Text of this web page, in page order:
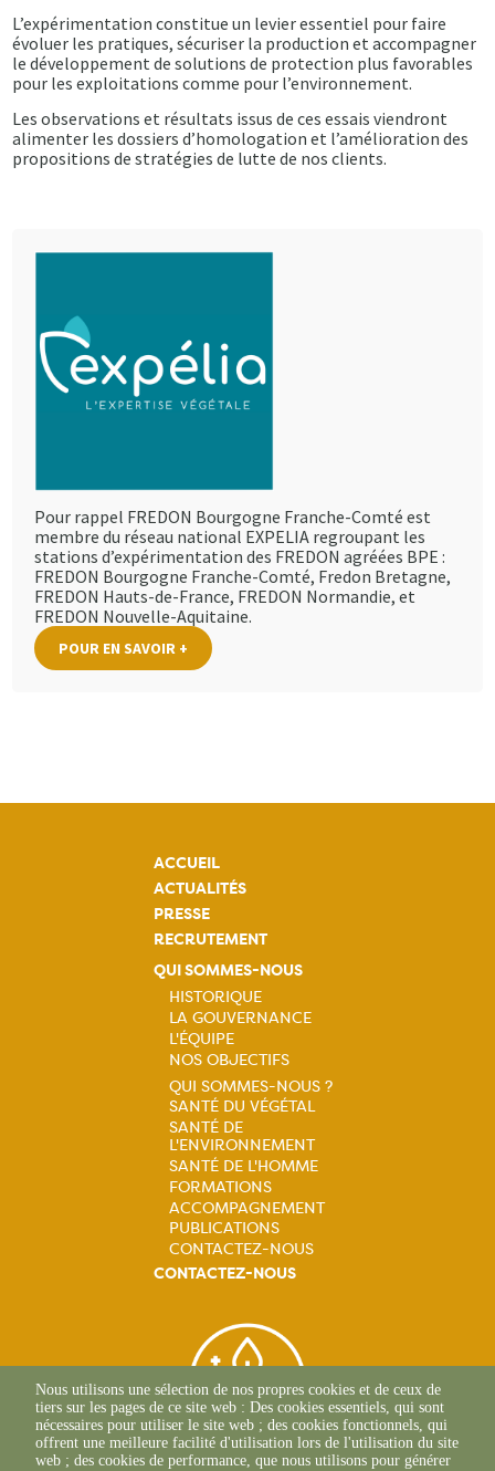
L’expérimentation constitue un levier essentiel pour faire
évoluer les pratiques, sécuriser la production et accompagner
le développement de solutions de protection plus favorables
pour les exploitations comme pour l’environnement.
Les observations et résultats issus de ces essais viendront
alimenter les dossiers d’homologation et l’amélioration des
propositions de stratégies de lutte de nos clients.
Pour rappel FREDON Bourgogne Franche-Comté est
membre du réseau national EXPELIA regroupant les
stations d’expérimentation des FREDON agréées BPE :
FREDON Bourgogne Franche-Comté, Fredon Bretagne,
FREDON Hauts-de-France, FREDON Normandie, et
FREDON Nouvelle-Aquitaine.
POUR EN SAVOIR +
ACCUEIL
ACTUALITÉS
PRESSE
RECRUTEMENT
QUI SOMMES-NOUS
Navigation
principale
HISTORIQUE
LA GOUVERNANCE
L'ÉQUIPE
NOS OBJECTIFS
Navigation
principale
QUI SOMMES-NOUS ?
SANTÉ DU VÉGÉTAL
SANTÉ DE
L'ENVIRONNEMENT
SANTÉ DE L'HOMME
FORMATIONS
ACCOMPAGNEMENT
PUBLICATIONS
CONTACTEZ-NOUS
CONTACTEZ-NOUS
Nous utilisons une sélection de nos propres cookies et de ceux de
tiers sur les pages de ce site web : Des cookies essentiels, qui sont
nécessaires pour utiliser le site web ; des cookies fonctionnels, qui
offrent une meilleure facilité d'utilisation lors de l'utilisation du site
web ; des cookies de performance, que nous utilisons pour générer